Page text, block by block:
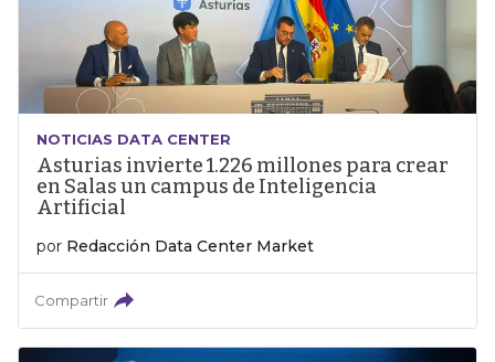
NOTICIAS DATA CENTER
Asturias invierte 1.226 millones para crear
en Salas un campus de Inteligencia
Artificial
por Redacción Data Center Market
Compartir